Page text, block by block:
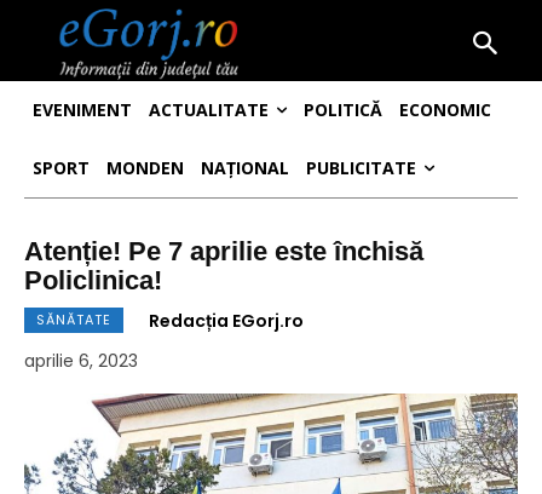
EVENIMENT ACTUALITATE POLITICĂ ECONOMIC
SPORT MONDEN NAȚIONAL PUBLICITATE
Atenție! Pe 7 aprilie este închisă
Policlinica!
SĂNĂTATE
Redacția EGorj.ro
aprilie 6, 2023